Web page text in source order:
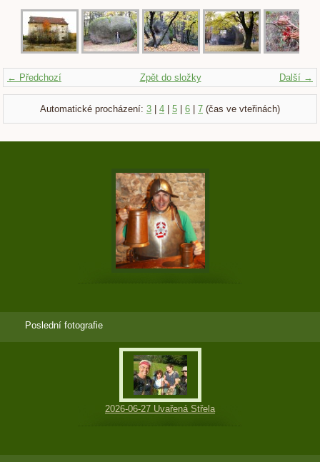
← Předchozí Další →
Zpět do složky
Automatické procházení: 3 | 4 | 5 | 6 | 7 (čas ve vteřinách)
Poslední fotografie
2026-06-27 Uvařená Střela